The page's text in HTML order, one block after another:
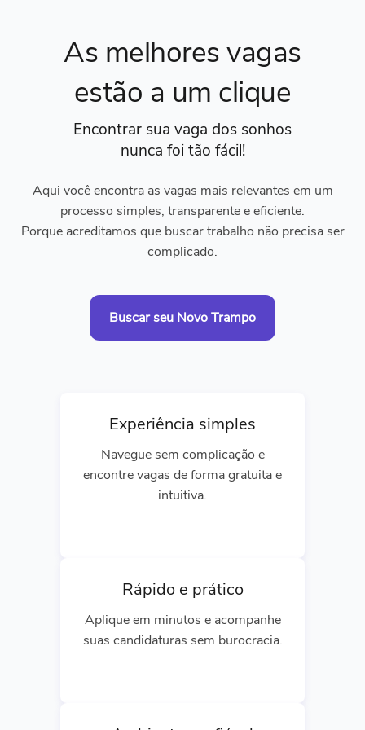
As melhores vagas
estão a um clique
Encontrar sua vaga dos sonhos
nunca foi tão fácil!
Aqui você encontra as vagas mais relevantes em um
processo simples, transparente e eficiente.
Porque acreditamos que buscar trabalho não precisa ser
complicado.
Buscar seu Novo Trampo
Experiência simples
Navegue sem complicação e
encontre vagas de forma gratuita e
intuitiva.
Rápido e prático
Aplique em minutos e acompanhe
suas candidaturas sem burocracia.